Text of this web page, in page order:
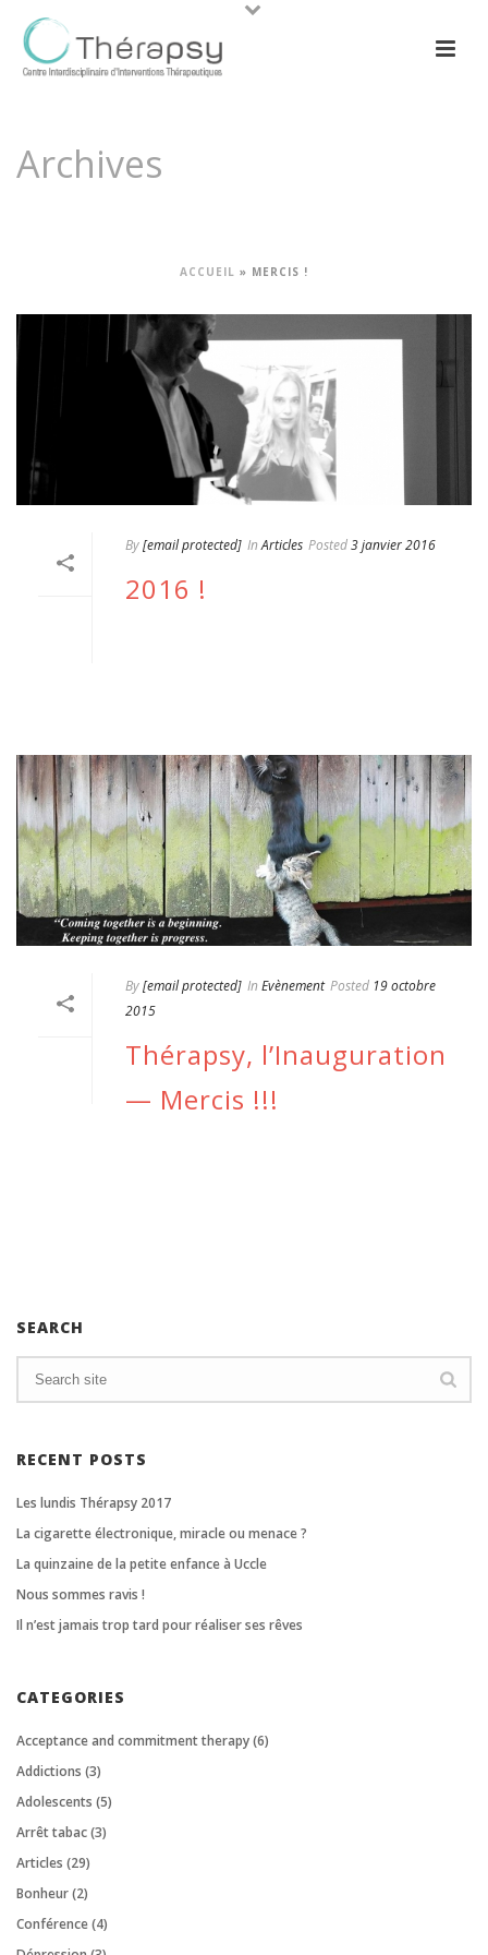
Archives
ACCUEIL » MERCIS !
By[email protected] In Articles Posted3 janvier 2016
2016 !
By[email protected] In Evènement Posted 19 octobre
2015
Thérapsy, l’Inauguration
— Mercis !!!
SEARCH
RECENT POSTS
Les lundis Thérapsy 2017
La cigarette électronique, miracle ou menace ?
La quinzaine de la petite enfance à Uccle
Nous sommes ravis !
Il n’est jamais trop tard pour réaliser ses rêves
CATEGORIES
Acceptance and commitment therapy(6)
Addictions (3)
Adolescents (5)
Arrêt tabac(3)
Articles (29)
Bonheur(2)
Conférence(4)